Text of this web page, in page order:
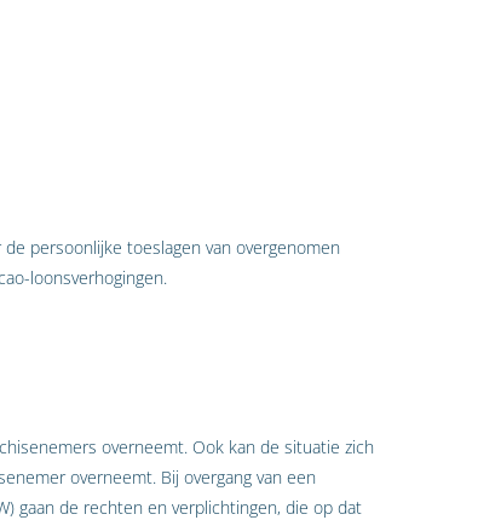
persoonlijke toeslagen van overgenomen
loonsverhogingen.
overneemt. Ook kan de situatie zich
overneemt. Bij overgang van een
gaan de rechten en verplichtingen, die op dat